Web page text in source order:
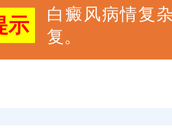
示
白癜风病情复
复。